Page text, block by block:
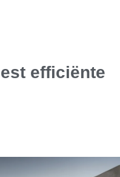
efficiënte